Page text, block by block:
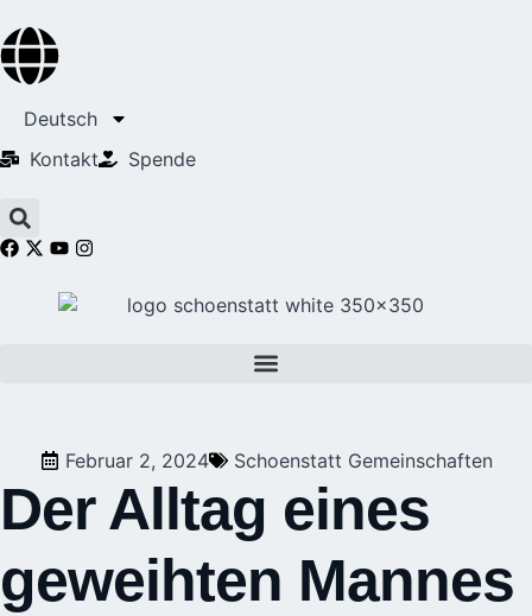
Deutsch
Kontakt
Spende
Februar 2, 2024 Schoenstatt Gemeinschaften
Der Alltag eines
geweihten Mannes